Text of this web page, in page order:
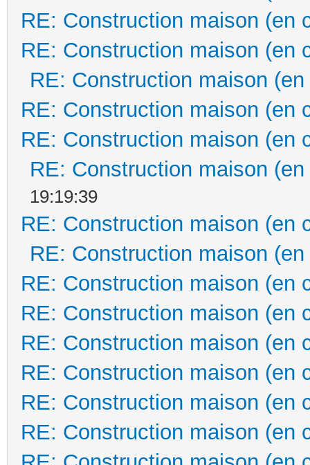
RE: Construction maison (en
RE: Construction maison (en
RE: Construction maison
RE: Construction maison (en
RE: Construction maison (en
RE: Construction maison
19:19:39
RE: Construction maison (en
RE: Construction maison
RE: Construction maison (en
RE: Construction maison (en
RE: Construction maison (en
RE: Construction maison (en
RE: Construction maison (en
RE: Construction maison (en